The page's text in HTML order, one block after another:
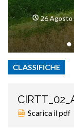
26 Agosto
CLASSIFICHE
Scarica il pdf